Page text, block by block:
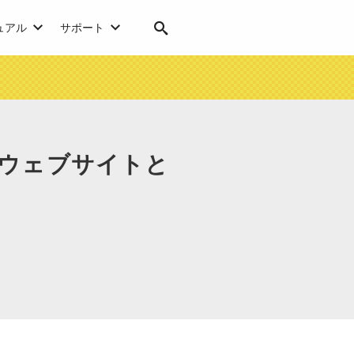
アル サポート
ェブサイトと